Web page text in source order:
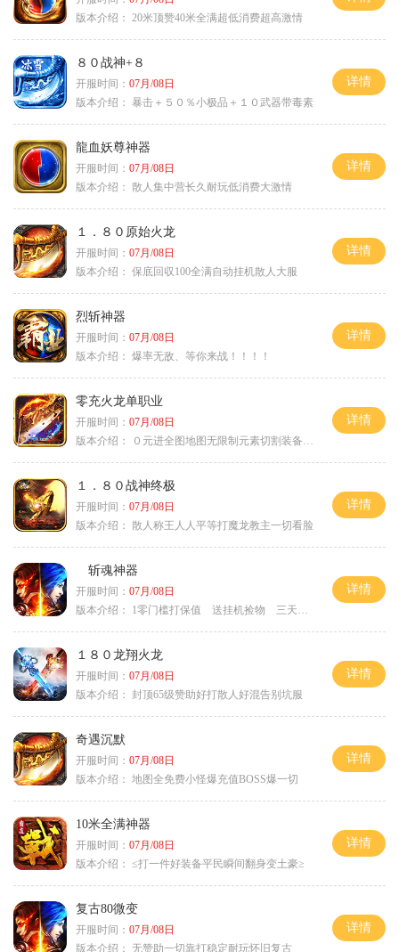
版本介绍： 20米顶赞40米全满超低消费超高激情
８０战神+８
开服时间： 07月/08日
版本介绍： 暴击＋５０％小极品＋１０武器带毒素
详情
龍血妖尊神器
开服时间： 07月/08日
版本介绍： 散人集中营长久耐玩低消费大激情
详情
１．８０原始火龙
开服时间： 07月/08日
版本介绍： 保底回収100全满自动挂机散人大服
详情
烈斩神器
开服时间： 07月/08日
版本介绍： 爆率无敌、等你来战！！！！
详情
零充火龙单职业
开服时间： 07月/08日
版本介绍：
０元进全图地图无限制元素切割装备鉴定
详情
１．８０战神终极
开服时间： 07月/08日
版本介绍： 散人称王人人平等打魔龙教主一切看脸
详情
斩魂神器
开服时间： 07月/08日
版本介绍：
1零门槛打保值 送挂机捡物 三天合区
详情
１８０龙翔火龙
开服时间： 07月/08日
版本介绍： 封顶65级赞助好打散人好混告别坑服
详情
奇遇沉默
开服时间： 07月/08日
版本介绍： 地图全免费小怪爆充值BOSS爆一切
详情
10米全满神器
开服时间： 07月/08日
版本介绍： ≤打一件好装备平民瞬间翻身变土豪≥
详情
复古80微变
开服时间： 07月/08日
版本介绍： 无赞助一切靠打稳定耐玩怀旧复古
详情